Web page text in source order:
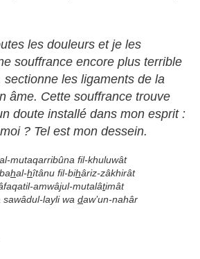
les douleurs et je les
souffrance encore plus terrible
sectionne les ligaments de la
âme. Cette souffrance trouve
doute installé dans mon esprit :
? Tel est mon dessein.
mutaqarribûna fil-khuluwât
hal-hîtânu fil-bihâriz-zâkhirât
amwâjul-mutalâtimât
layli wa daw’un-nahâr